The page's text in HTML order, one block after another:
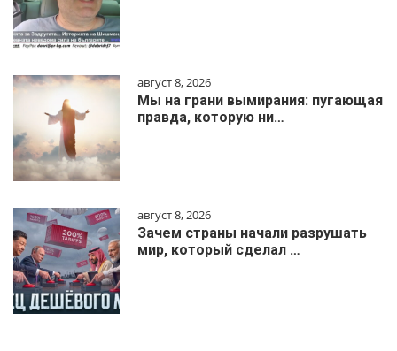
август 8, 2026
Мы на грани вымирания: пугающая
правда, которую ни…
август 8, 2026
Зачем страны начали разрушать
мир, который сделал …